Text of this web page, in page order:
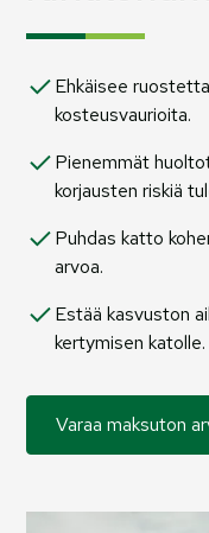
Ehkäisee
kosteusvaurioita.
Pienemmät
korjausten riskiä
Puhdas katto
arvoa.
Estää kasvuston
kertymisen katolle.
Varaa maksuton